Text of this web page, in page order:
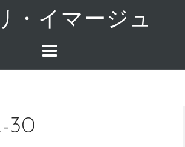
・イマージュ
30